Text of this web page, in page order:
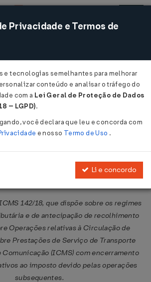
Acessar
ICMS Nº 130 DE
142/18, que dispõe sobre os regimes
e de antecipação de recolhimento
Operações relativas à Circulação de
Prestações de Serviço de Transporte
(ICMS) com encerramento
ao imposto devido pelas operações
subsequentes.
Privacidade e Termos de
e tecnologias semelhantes para melhorar
conteúdo e analisar o tráfego do
com a Lei Geral de Proteção de Dados
– LGPD).
você declara que leu e concorda com
e nosso Termo de Uso .
Li e concordo